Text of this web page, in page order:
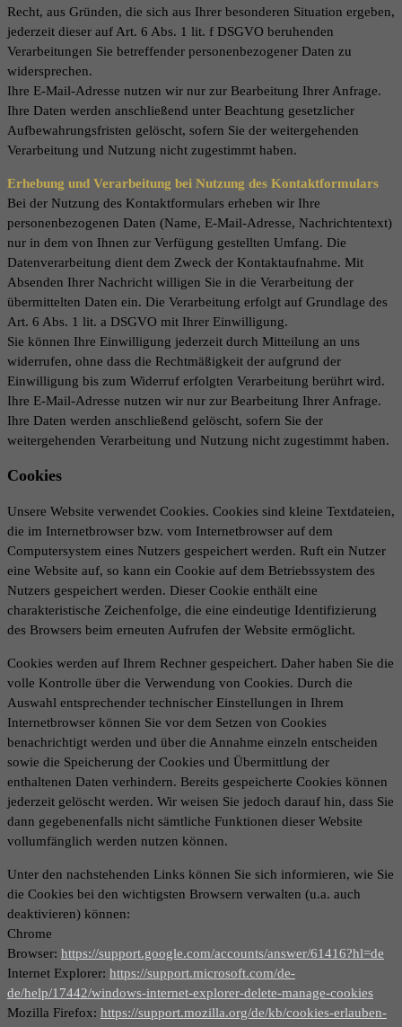
Recht, aus Gründen, die sich aus Ihrer besonderen Situation ergeben,
jederzeit dieser auf Art. 6 Abs. 1 lit. f DSGVO beruhenden
Verarbeitungen Sie betreffender personenbezogener Daten zu
widersprechen.
Ihre E-Mail-Adresse nutzen wir nur zur Bearbeitung Ihrer Anfrage.
Ihre Daten werden anschließend unter Beachtung gesetzlicher
Aufbewahrungsfristen gelöscht, sofern Sie der weitergehenden
Verarbeitung und Nutzung nicht zugestimmt haben.
Erhebung und Verarbeitung bei Nutzung des Kontaktformulars
Bei der Nutzung des Kontaktformulars erheben wir Ihre
personenbezogenen Daten (Name, E-Mail-Adresse, Nachrichtentext)
nur in dem von Ihnen zur Verfügung gestellten Umfang. Die
Datenverarbeitung dient dem Zweck der Kontaktaufnahme. Mit
Absenden Ihrer Nachricht willigen Sie in die Verarbeitung der
übermittelten Daten ein. Die Verarbeitung erfolgt auf Grundlage des
Art. 6 Abs. 1 lit. a DSGVO mit Ihrer Einwilligung.
Sie können Ihre Einwilligung jederzeit durch Mitteilung an uns
widerrufen, ohne dass die Rechtmäßigkeit der aufgrund der
Einwilligung bis zum Widerruf erfolgten Verarbeitung berührt wird.
Ihre E-Mail-Adresse nutzen wir nur zur Bearbeitung Ihrer Anfrage.
Ihre Daten werden anschließend gelöscht, sofern Sie der
weitergehenden Verarbeitung und Nutzung nicht zugestimmt haben.
Cookies
Unsere Website verwendet Cookies. Cookies sind kleine Textdateien,
die im Internetbrowser bzw. vom Internetbrowser auf dem
Computersystem eines Nutzers gespeichert werden. Ruft ein Nutzer
eine Website auf, so kann ein Cookie auf dem Betriebssystem des
Nutzers gespeichert werden. Dieser Cookie enthält eine
charakteristische Zeichenfolge, die eine eindeutige Identifizierung
des Browsers beim erneuten Aufrufen der Website ermöglicht.
Cookies werden auf Ihrem Rechner gespeichert. Daher haben Sie die
volle Kontrolle über die Verwendung von Cookies. Durch die
Auswahl entsprechender technischer Einstellungen in Ihrem
Internetbrowser können Sie vor dem Setzen von Cookies
benachrichtigt werden und über die Annahme einzeln entscheiden
sowie die Speicherung der Cookies und Übermittlung der
enthaltenen Daten verhindern. Bereits gespeicherte Cookies können
jederzeit gelöscht werden. Wir weisen Sie jedoch darauf hin, dass Sie
dann gegebenenfalls nicht sämtliche Funktionen dieser Website
vollumfänglich werden nutzen können.
Unter den nachstehenden Links können Sie sich informieren, wie Sie
die Cookies bei den wichtigsten Browsern verwalten (u.a. auch
deaktivieren) können:
Chrome
Browser: https://support.google.com/accounts/answer/61416?hl=de
Internet Explorer: https://support.microsoft.com/de-
de/help/17442/windows-internet-explorer-delete-manage-cookies
Mozilla Firefox: https://support.mozilla.org/de/kb/cookies-erlauben-